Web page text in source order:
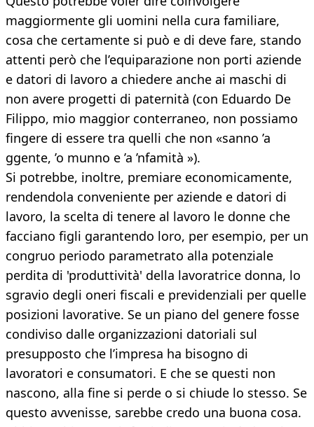
maggiormente gli uomini nella cura familiare,
cosa che certamente si può e di deve fare, stando
attenti però che l’equiparazione non porti aziende
e datori di lavoro a chiedere anche ai maschi di
non avere progetti di paternità (con Eduardo De
Filippo, mio maggior conterraneo, non possiamo
fingere di essere tra quelli che non «sanno ’a
ggente, ’o munno e ’a ’nfamità »).
Si potrebbe, inoltre, premiare economicamente,
rendendola conveniente per aziende e datori di
lavoro, la scelta di tenere al lavoro le donne che
facciano figli garantendo loro, per esempio, per un
congruo periodo parametrato alla potenziale
perdita di 'produttività' della lavoratrice donna, lo
sgravio degli oneri fiscali e previdenziali per quelle
posizioni lavorative. Se un piano del genere fosse
condiviso dalle organizzazioni datoriali sul
presupposto che l’impresa ha bisogno di
lavoratori e consumatori. E che se questi non
nascono, alla fine si perde o si chiude lo stesso. Se
questo avvenisse, sarebbe credo una buona cosa.